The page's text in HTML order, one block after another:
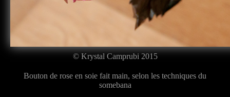
© Krystal Camprubi 2015
Bouton de rose en soie fait main, selon les techniques du
somebana